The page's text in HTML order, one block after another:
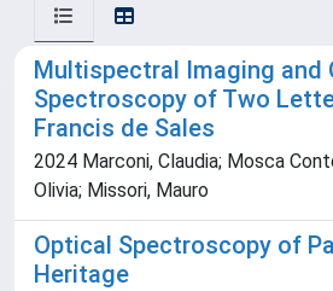
Multispectral Imaging and
Spectroscopy of Two
Francis de Sales
2024 Marconi, Claudia; Mosca
Olivia; Missori, Mauro
Optical Spectroscopy of
Heritage